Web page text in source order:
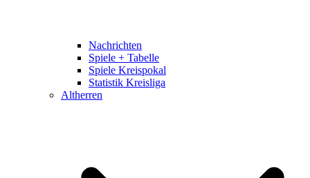
Nachrichten
Spiele + Tabelle
Spiele Kreispokal
Statistik Kreisliga
Altherren